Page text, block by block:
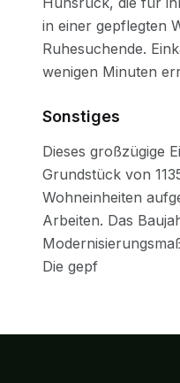
Sonstiges